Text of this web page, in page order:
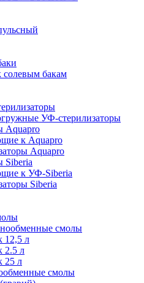
бакам
УФ-стерилизаторы
Aquapro
к Aquapro
Aquapro
Siberia
к УФ-Siberia
Siberia
смолы
12,5 л
2.5 л
25 л
смолы